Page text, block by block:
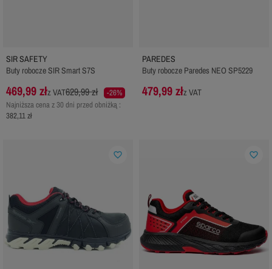
SIR SAFETY
Buty robocze SIR Smart S7S
469,99 złz VAT629,99 zł
-26%
Najniższa cena z 30 dni przed obniżką :
382,11 zł
PAREDES
Buty robocze Paredes NEO SP5229
479,99 złz VAT
favorite_border favorite_border